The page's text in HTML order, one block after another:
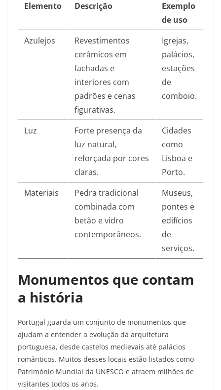
Elemento Descrição
Exemplo
de uso
Azulejos
Revestimentos
cerâmicos em
fachadas e
interiores com
padrões e cenas
figurativas.​
Igrejas,
palácios,
estações
de
comboio.​
Luz
Forte presença da
luz natural,
reforçada por cores
claras.​
Cidades
como
Lisboa e
Porto.​
Materiais
Pedra tradicional
combinada com
betão e vidro
contemporâneos.​
Museus,
pontes e
edifícios
de
serviços.​
Monumentos que contam
a história
Portugal guarda um conjunto de monumentos que
ajudam a entender a evolução da arquitetura
portuguesa, desde castelos medievais até palácios
românticos. Muitos desses locais estão listados como
Património Mundial da UNESCO e atraem milhões de
visitantes todos os anos.​